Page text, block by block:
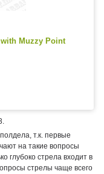
Muzzy Point
т.к. первые
на такие вопросы
глубоко стрела входит в
стрелы чаще всего